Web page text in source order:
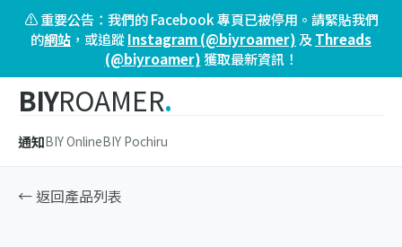
⚠️ 重要公告：我們的 Facebook 專頁已被停用。請緊貼我們
的網站 ，或追蹤Instagram (@biyroamer) 及 Threads
(@biyroamer)獲取最新資訊！
BIYROAMER.
通知BIY OnlineBIY Pochiru
← 返回產品列表